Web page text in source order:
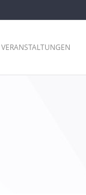
VERANSTALTUNGEN